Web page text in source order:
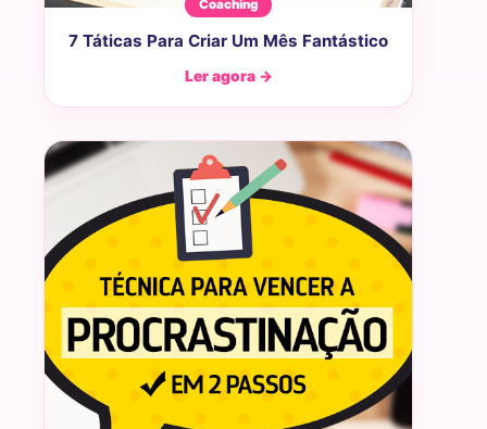
Coaching
7 Táticas Para Criar Um Mês Fantástico
Ler agora →